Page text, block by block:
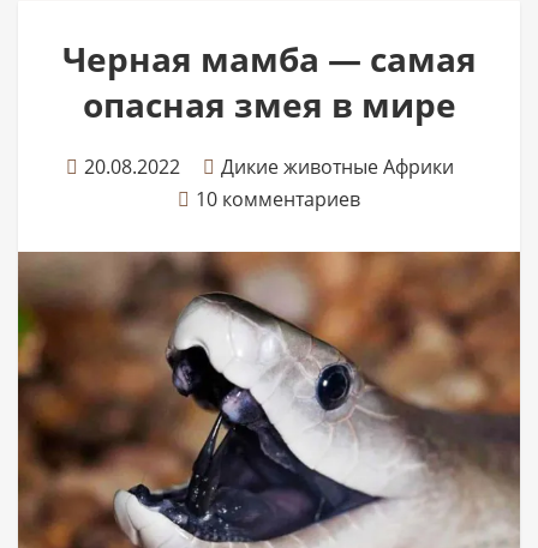
Черная мамба — самая
опасная змея в мире
20.08.2022
Дикие животные Африки
10 комментариев